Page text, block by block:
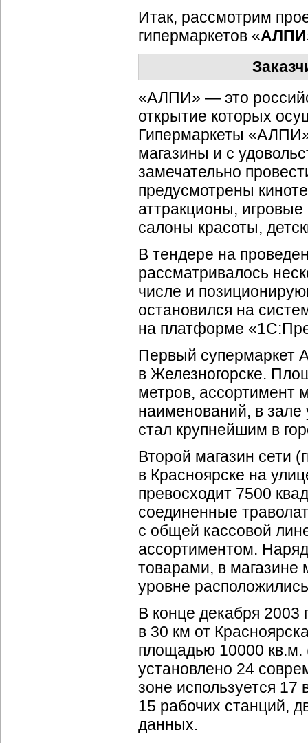
Итак, рассмотрим
гипермаркетов «АЛПИ
«АЛПИ» — это
открытие которых
Гипермаркеты
магазины и с
замечательно
предусмотрены
аттракционы,
салоны красоты,
В тендере на
рассматривалось
числе и
остановился на
на платформе
Первый супермаркет
в Железногорске.
метров, ассортимент
наименований, в зале
стал крупнейшим в
Второй магазин сети
в Красноярске на
превосходит 7500
соединенные
с общей кассовой
ассортиментом.
товарами, в магазине
уровне
В конце декабря 2003
в 30 км от
площадью 10000 кв.м.
установлено 24
зоне используется 17
15 рабочих станций,
данных.